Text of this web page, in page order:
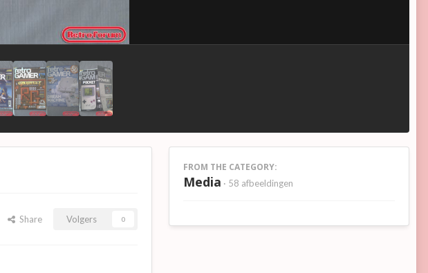
Share Volgers 0
FROM THE CATEGORY:
Media · 58 afbeeldingen